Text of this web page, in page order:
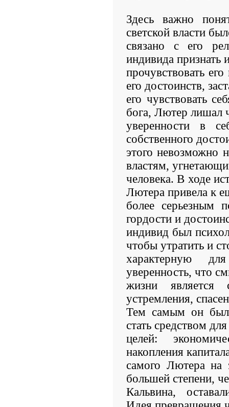
Здесь важно
светской власти
связано с его
индивида признать
прочувствовать
его достоинств,
его чувствовать
бога, Лютер лишал
уверенности в
собственного
этого невозможно
властям,
человека. В ходе
Лютера привела к
более серьезным
гордости и
индивид был
чтобы утратить и
характерную
уверенность, что
жизни является
устремления,
Тем самым он был
стать средством
целей:
накопления
самого Лютера на
большей степени,
Кальвина,